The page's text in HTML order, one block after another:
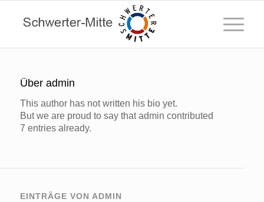
Über admin
This author has not written his bio yet.
But we are proud to say thatadmin contributed
7 entries already.
EINTRÄGE VON ADMIN